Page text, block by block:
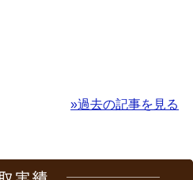
»過去の記事を見る